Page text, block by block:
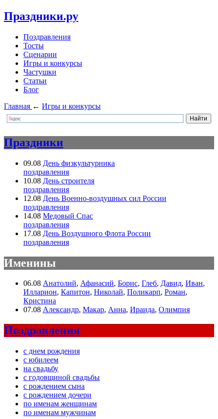
Праздники.ру
Поздравления
Тосты
Сценарии
Игры и конкурсы
Частушки
Статьи
Блог
Главная ← Игры и конкурсы
Праздники
09.08 День физкультурника
поздравления
10.08 День строителя
поздравления
12.08 День Военно-воздушных сил России
поздравления
14.08 Медовый Спас
поздравления
17.08 День Воздушного Флота России
поздравления
Именины
06.08 Анатолий, Афанасий, Борис, Глеб, Давид, Иван,
Илларион, Капитон, Николай, Поликарп, Роман,
Кристина
07.08 Александр, Макар, Анна, Ираида, Олимпия
Поздравления
с днем рождения
с юбилеем
на свадьбу
с годовщиной свадьбы
с рождением сына
с рождением дочери
по именам женщинам
по именам мужчинам